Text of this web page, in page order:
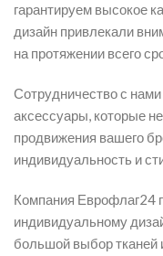
гарантируем высокое
дизайн привлекали
на протяжении всего
Сотрудничество с
аксессуары, которые
продвижения вашего
индивидуальность и
Компания Еврофлаг24
индивидуальному
большой выбор тканей